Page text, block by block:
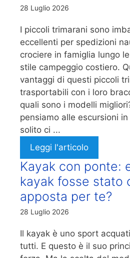
28 Luglio 2026
I piccoli trimarani sono
eccellenti per spedizioni
crociere in famiglia lungo
stile campeggio costiero.
vantaggi di questi piccoli
trasportabili con i loro
quali sono i modelli
pensiamo alle escursioni
solito ci ...
Leggi l'articolo
Kayak con ponte:
kayak fosse stato
apposta per te?
28 Luglio 2026
Il kayak è uno sport
tutti. E questo è il suo